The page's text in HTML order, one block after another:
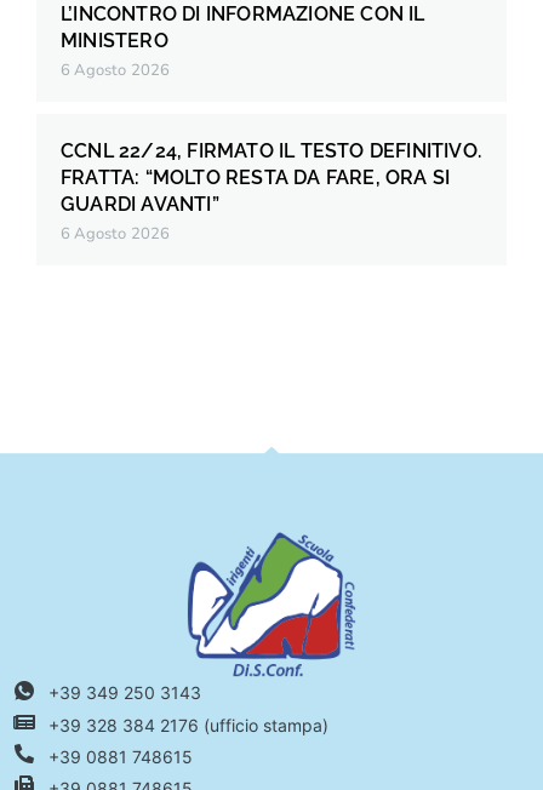
L’INCONTRO DI INFORMAZIONE CON IL
MINISTERO
6 Agosto 2026
CCNL 22/24, FIRMATO IL TESTO DEFINITIVO.
FRATTA: “MOLTO RESTA DA FARE, ORA SI
GUARDI AVANTI”
6 Agosto 2026
+39 349 250 3143
+39 328 384 2176 (ufficio stampa)
+39 0881 748615